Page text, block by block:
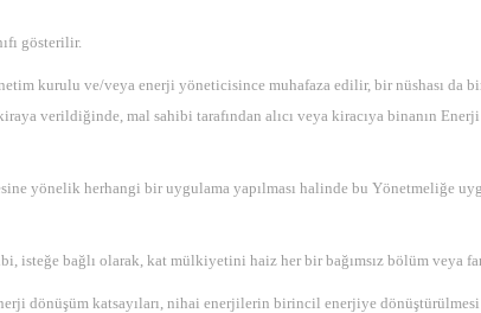
gösterilir.
kurulu ve/veya enerji yöneticisince muhafaza edilir, bir nüshası da
verildiğinde, mal sahibi tarafından alıcı veya kiracıya binanın
yönelik herhangi bir uygulama yapılması halinde bu Yönetmeliğe
isteğe bağlı olarak, kat mülkiyetini haiz her bir bağımsız bölüm veya
dönüşüm katsayıları, nihai enerjilerin birincil enerjiye